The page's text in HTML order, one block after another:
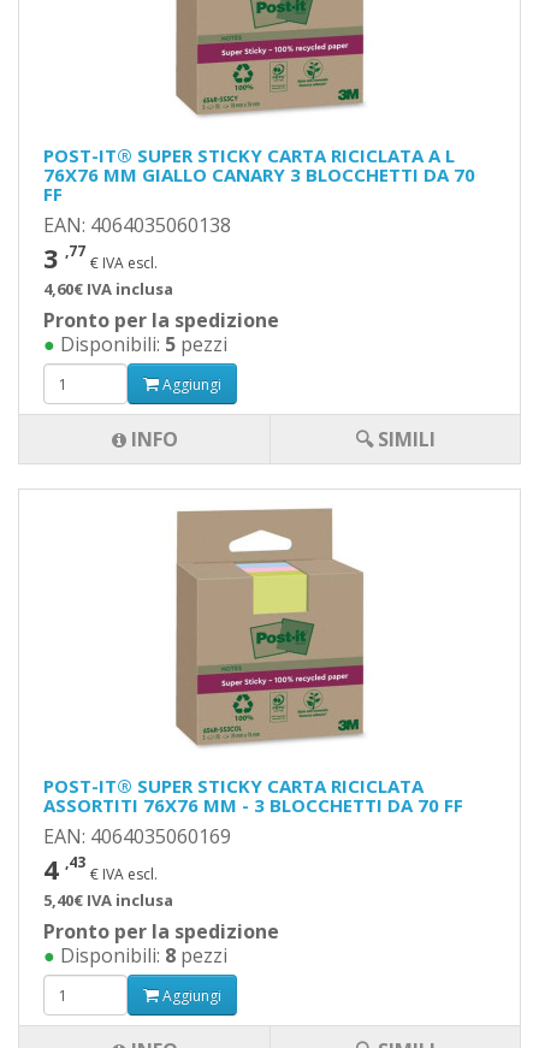
POST-IT® SUPER STICKY CARTA RICICLATA A L
76X76 MM GIALLO CANARY 3 BLOCCHETTI DA 70
FF
EAN: 4064035060138
3 ,77
€ IVA escl.
4,60€ IVA inclusa
Pronto per la spedizione
● Disponibili: 5 pezzi
Aggiungi
INFO 🔍 SIMILI
POST-IT® SUPER STICKY CARTA RICICLATA
ASSORTITI 76X76 MM - 3 BLOCCHETTI DA 70 FF
EAN: 4064035060169
4 ,43
€ IVA escl.
5,40€ IVA inclusa
Pronto per la spedizione
● Disponibili: 8 pezzi
Aggiungi